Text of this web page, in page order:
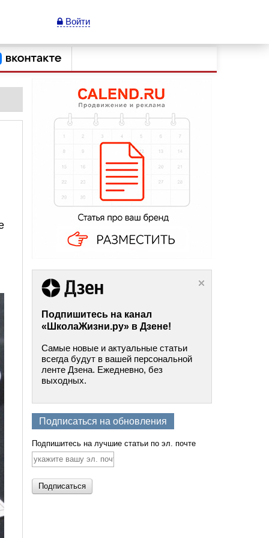
Войти
Подпишитесь на канал
«ШколаЖизни.ру» в Дзене!
Самые новые и актуальные статьи
всегда будут в вашей персональной
ленте Дзена. Ежедневно, без
выходных.
Подписаться на обновления
Подпишитесь на лучшие статьи по эл. почте